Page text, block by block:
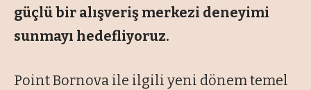
güçlü bir alışveriş merkezi deneyimi
sunmayı hedefliyoruz.
Point Bornova ile ilgili yeni dönem temel